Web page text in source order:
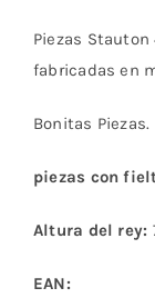
Piezas
fabricadas en
Bonitas Piezas.
piezas con
Altura del rey:
EAN: